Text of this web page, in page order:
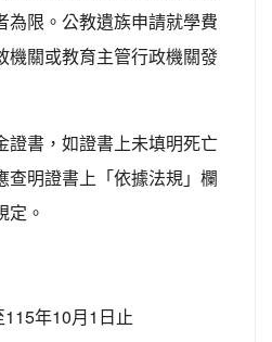
為限。公教遺族申請就學費
機關或教育主管行政機關發
證書，如證書上未填明死亡
查明證書上「依據法規」欄
定。
年10月1日止